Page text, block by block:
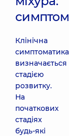
Клінічна
симптоматика
визначається
стадією
розвитку.
На
початкових
стадіях
будь-які